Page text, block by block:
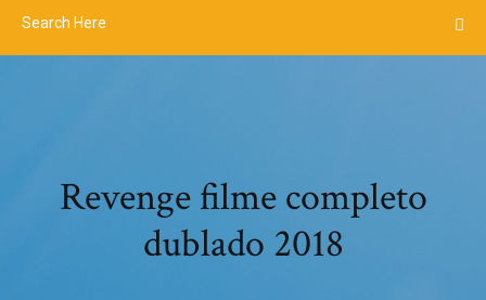
Revenge filme completo
dublado 2018